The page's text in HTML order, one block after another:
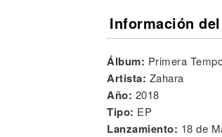
Información
Álbum: Primera
Artista: Zahara
Año: 2018
Tipo: EP
Lanzamiento: 18 de